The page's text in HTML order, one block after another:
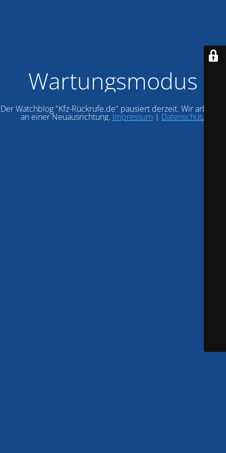
Wartungsmodus
Der Watchblog "Kfz-Rückrufe.de" pausiert derzeit. Wir arbeiten
an einer Neuausrichtung. Impressum | Datenschutz